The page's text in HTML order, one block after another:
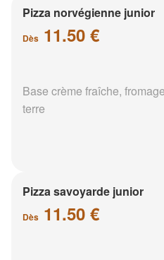
Pizza norvégienne junior
Dès 11.50 €
Base crème fraîche,
terre
Pizza savoyarde junior
Dès 11.50 €